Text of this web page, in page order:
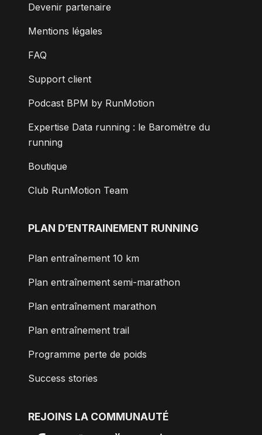
Devenir partenaire
Mentions légales
FAQ
Support client
Podcast BPM by RunMotion
Expertise Data running : le Baromètre du
running
Boutique
Club RunMotion Team
PLAN D’ENTRAINEMENT RUNNING
Plan entraînement 10 km
Plan entraînement semi-marathon
Plan entraînement marathon
Plan entraînement trail
Programme perte de poids
Success stories
REJOINS LA COMMUNAUTÉ